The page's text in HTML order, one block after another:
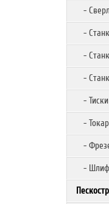
-
-
-
-
-
-
-
-